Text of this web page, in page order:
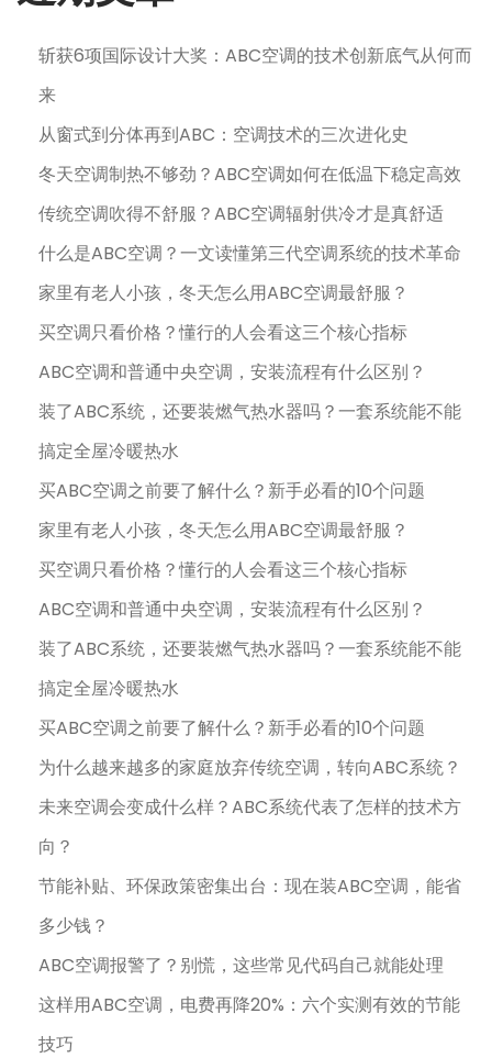
斩获6项国际设计大奖：ABC空调的技术创新底气从何而
来
从窗式到分体再到ABC：空调技术的三次进化史
冬天空调制热不够劲？ABC空调如何在低温下稳定高效
传统空调吹得不舒服？ABC空调辐射供冷才是真舒适
什么是ABC空调？一文读懂第三代空调系统的技术革命
家里有老人小孩，冬天怎么用ABC空调最舒服？
买空调只看价格？懂行的人会看这三个核心指标
ABC空调和普通中央空调，安装流程有什么区别？
装了ABC系统，还要装燃气热水器吗？一套系统能不能
搞定全屋冷暖热水
买ABC空调之前要了解什么？新手必看的10个问题
家里有老人小孩，冬天怎么用ABC空调最舒服？
买空调只看价格？懂行的人会看这三个核心指标
ABC空调和普通中央空调，安装流程有什么区别？
装了ABC系统，还要装燃气热水器吗？一套系统能不能
搞定全屋冷暖热水
买ABC空调之前要了解什么？新手必看的10个问题
为什么越来越多的家庭放弃传统空调，转向ABC系统？
未来空调会变成什么样？ABC系统代表了怎样的技术方
向？
节能补贴、环保政策密集出台：现在装ABC空调，能省
多少钱？
ABC空调报警了？别慌，这些常见代码自己就能处理
这样用ABC空调，电费再降20%：六个实测有效的节能
技巧